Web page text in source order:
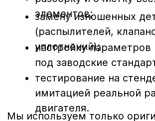
Komatsu, Hitachi, Doosan, Hyundai и
др.);
сельхозтехники(John Deere, Case,
New Holland, MTZ, Claas и др.);
коммерческого транспорта
(Газель, Ford Transit, Volkswagen
Crafter и др.).
современному оборудованию мы можем
восстановить до 95% форсунок,
продлевая их срок службы без потери
рабочих характеристик.